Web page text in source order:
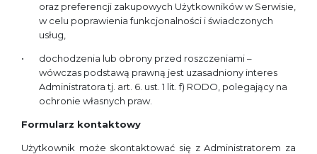
oraz preferencji zakupowych Użytkowników w Serwisie,
w celu poprawienia funkcjonalności i świadczonych
usług,
dochodzenia lub obrony przed roszczeniami –
wówczas podstawą prawną jest uzasadniony interes
Administratora tj. art. 6. ust. 1 lit. f) RODO, polegający na
ochronie własnych praw.
Formularz kontaktowy
Użytkownik może skontaktować się z Administratorem za